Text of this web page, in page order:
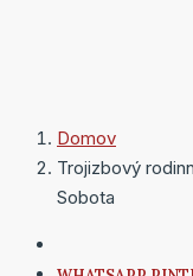
Domov
Trojizbový
Sobota